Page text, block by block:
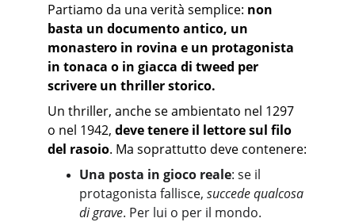
Partiamo da una verità semplice: non
basta un documento antico, un
monastero in rovina e un protagonista
in tonaca o in giacca di tweed per
scrivere un thriller storico.
Un thriller, anche se ambientato nel 1297
o nel 1942, deve tenere il lettore sul filo
del rasoio. Ma soprattutto deve contenere:
Una posta in gioco reale: se il
protagonista fallisce, succede qualcosa
di grave. Per lui o per il mondo.